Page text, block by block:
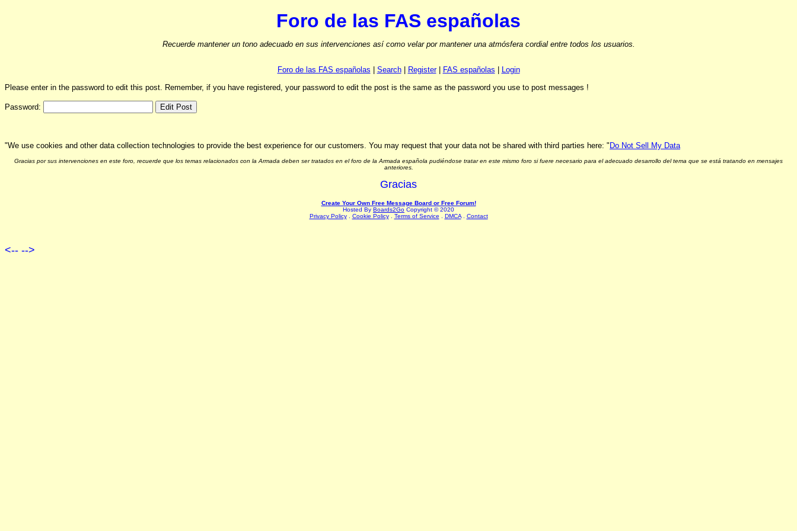
Foro de las FAS españolas
Recuerde mantener un tono adecuado en sus intervenciones así como velar por mantener una atmósfera cordial entre todos los usuarios.
Foro de las FAS españolas Search| Register| FAS españolas
Login
Please enter in the password to edit this post. Remember, if you have registered, your password to edit the post is the same as the password you use to post messages !
Password:
"We use cookies and other data collection technologies to provide the best experience for our customers. You may request that your data not be shared with third parties here: " Do Not Sell My Data
Gracias por sus intervenciones en este foro, recuerde que los temas relacionados con la Armada deben ser tratados en el foro de la Armada española pudiéndose tratar en este mismo foro si fuere necesario para el adecuado desarrollo del tema que se está tratando en mensajes
anteriores.
Gracias
Create Your Own Free Message Board or Free Forum!
Hosted By Boards2Go Copyright © 2020
Privacy Policy. Cookie Policy. Terms of Service DMCA. Contact
<-- -->